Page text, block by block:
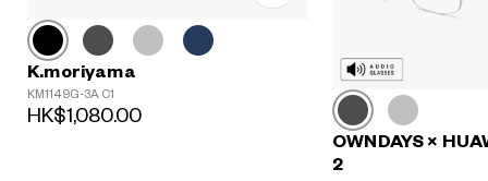
K.moriyama
KM1149G-3A C1
HK$1,080.00
OWNDAYS ×
2